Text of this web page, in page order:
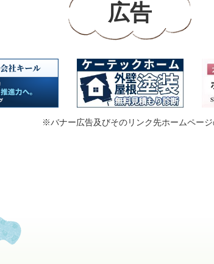
広告
※バナー広告及びそのリンク先ホームペー